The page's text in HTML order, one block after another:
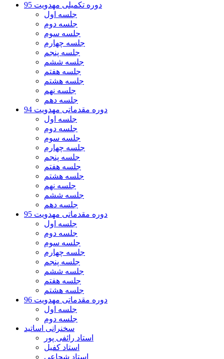
دوره تکمیلی مهدویت 95
جلسه اول
جلسه دوم
جلسه سوم
جلسه چهارم
جلسه پنجم
جلسه ششم
جلسه هفتم
جلسه هشتم
جلسه نهم
جلسه دهم
دوره مقدماتی مهدویت 94
جلسه اول
جلسه دوم
جلسه سوم
جلسه چهارم
جلسه پنجم
جلسه هفتم
جلسه هشتم
جلسه نهم
جلسه ششم
جلسه دهم
دوره مقدماتی مهدویت 95
جلسه اول
جلسه دوم
جلسه سوم
جلسه چهارم
جلسه پنجم
جلسه ششم
جلسه هفتم
جلسه هشتم
دوره مقدماتی مهدویت 96
جلسه اول
جلسه دوم
سخنرانی اساتید
استاد رائفی پور
استاد کفیل
استاد شجاعی